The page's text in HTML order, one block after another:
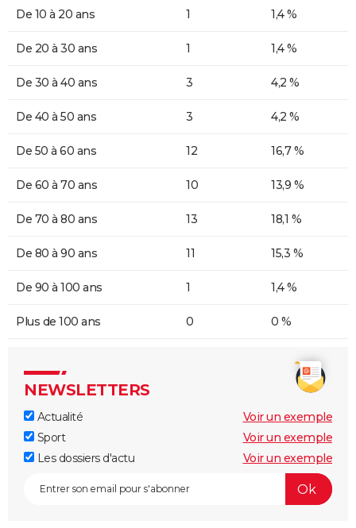
De 10 à 20 ans 1 1,4 %
De 20 à 30 ans 1 1,4 %
De 30 à 40 ans 3 4,2 %
De 40 à 50 ans 3 4,2 %
De 50 à 60 ans 12 16,7 %
De 60 à 70 ans 10 13,9 %
De 70 à 80 ans 13 18,1 %
De 80 à 90 ans 11 15,3 %
De 90 à 100 ans 1 1,4 %
Plus de 100 ans 0 0 %
NEWSLETTERS
Actualité
Voir un exemple
Sport
Voir un exemple
Les dossiers d'actu
Voir un exemple